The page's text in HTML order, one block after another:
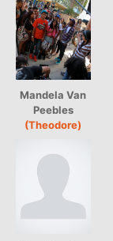
Mandela Van
Peebles
(Theodore)